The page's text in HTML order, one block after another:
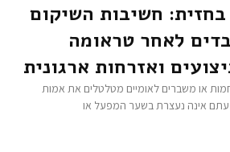
בחזית: חשיבות השיקום
לאחר טראומה
ואזרחות ארגונית
או משברים לאומיים מטלטלים את אמות
אינה נעצרת בשער המפעל או